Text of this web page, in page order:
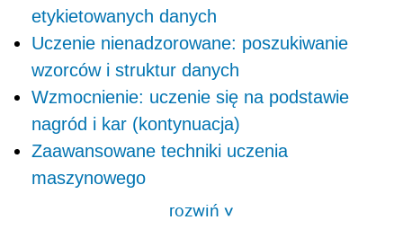
etykietowanych danych
Uczenie nienadzorowane: poszukiwanie
wzorców i struktur danych
Wzmocnienie: uczenie się na podstawie
nagród i kar (kontynuacja)
Zaawansowane techniki uczenia
maszynowego
rozwiń>